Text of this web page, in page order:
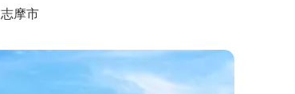
志摩市